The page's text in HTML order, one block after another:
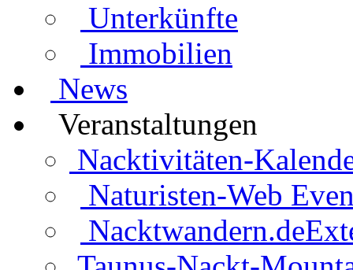
Unterkünfte
Immobilien
News
Veranstaltungen
Nacktivitäten-
Naturisten-Web
Nacktwandern.de